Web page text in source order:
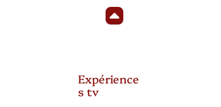
Expérience
s tv